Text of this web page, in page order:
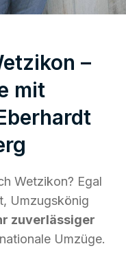
–
mit
Wetzikon? Egal
Umzugskönig
zuverlässiger
Umzüge.